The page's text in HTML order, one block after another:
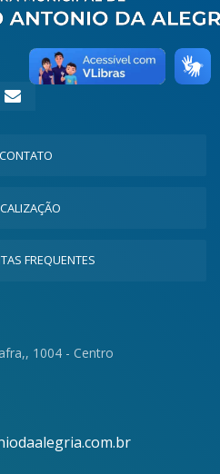
FREQUENTES
1004 - Centro